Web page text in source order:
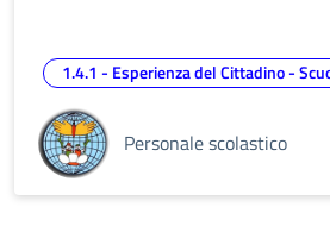
1.4.1 - Esperienza del Cittadino -
Personale scolastico